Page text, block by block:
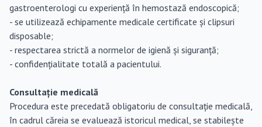
gastroenterologi cu experiență în hemostază endoscopică;
- se utilizează echipamente medicale certificate și clipsuri
disposable;
- respectarea strictă a normelor de igienă și siguranță;
- confidențialitate totală a pacientului.
Consultație medicală
Procedura este precedată obligatoriu de consultație medicală,
în cadrul căreia se evaluează istoricul medical, se stabilește